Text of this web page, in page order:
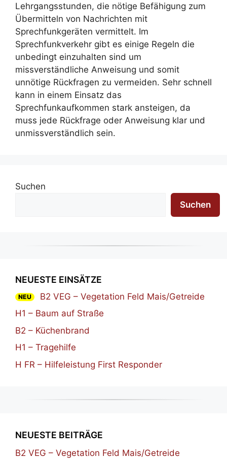
Lehrgangsstunden, die nötige Befähigung zum
Übermitteln von Nachrichten mit
Sprechfunkgeräten vermittelt. Im
Sprechfunkverkehr gibt es einige Regeln die
unbedingt einzuhalten sind um
missverständliche Anweisung und somit
unnötige Rückfragen zu vermeiden. Sehr schnell
kann in einem Einsatz das
Sprechfunkaufkommen stark ansteigen, da
muss jede Rückfrage oder Anweisung klar und
unmissverständlich sein.
Suchen
Suchen
NEUESTE EINSÄTZE
NEU
B2 VEG – Vegetation Feld Mais/Getreide
H1 – Baum auf Straße
B2 – Küchenbrand
H1 – Tragehilfe
H FR – Hilfeleistung First Responder
NEUESTE BEITRÄGE
B2 VEG – Vegetation Feld Mais/Getreide